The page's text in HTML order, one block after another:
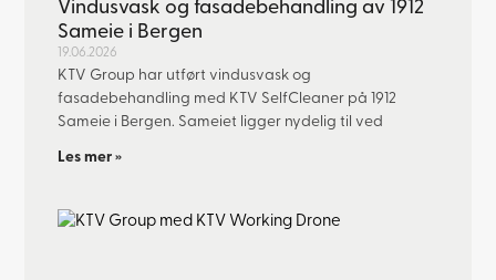
Vindusvask og fasadebehandling av 1912
Sameie i Bergen
19.06.2026
KTV Group har utført vindusvask og
fasadebehandling med KTV SelfCleaner på 1912
Sameie i Bergen. Sameiet ligger nydelig til ved
Les mer »